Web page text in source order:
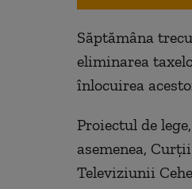
Săptămâna
eliminarea
înlocuirea
Proiectul de
asemenea,
Televiziunii